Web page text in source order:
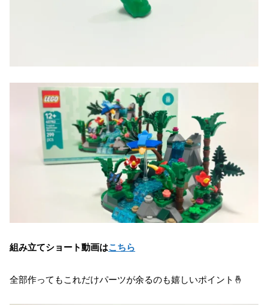
組み立てショート動画はこちら
全部作ってもこれだけパーツが余るのも嬉しいポイント🤞